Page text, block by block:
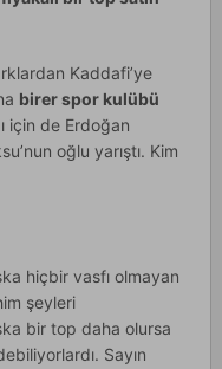
Kaddafi’ye
birer spor kulübü
için de Erdoğan
oğlu yarıştı. Kim
hiçbir vasfı olmayan
şeyleri
bir top daha olursa
Sayın